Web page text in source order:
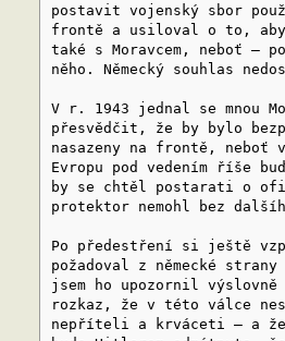
postavit vojenský sbor
frontě a usiloval o to, aby
také s Moravcem, neboť —
něho. Německý souhlas
V r. 1943 jednal se mnou
přesvědčit, že by bylo
nasazeny na frontě, neboť
Evropu pod vedením říše
by se chtěl postarati o
protektor nemohl bez
Po předestření si ještě
požadoval z německé
jsem ho upozornil
rozkaz, že v této válce
nepříteli a krváceti — a